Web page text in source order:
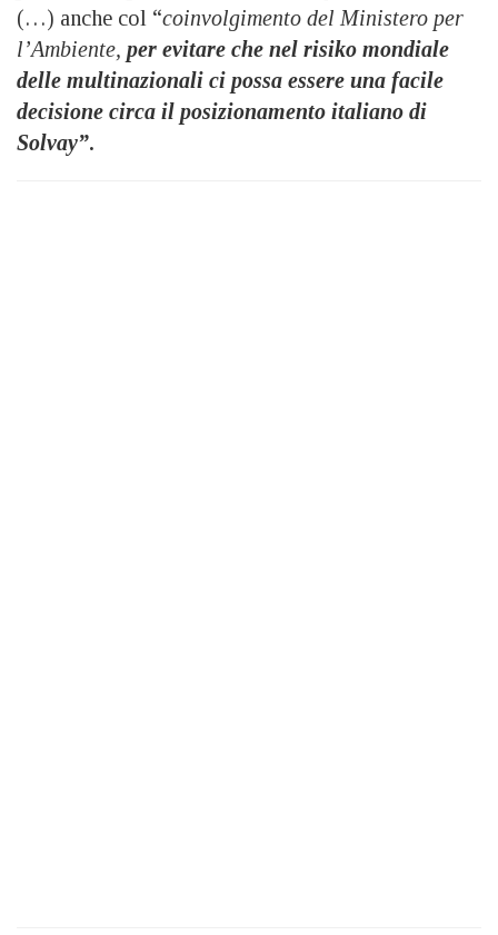
(…) anche col “coinvolgimento del Ministero per
l’Ambiente, per evitare che nel risiko mondiale
delle multinazionali ci possa essere una facile
decisione circa il posizionamento italiano di
Solvay”.